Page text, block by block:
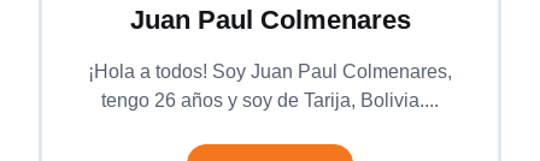
Juan Paul Colmenares
¡Hola a todos! Soy Juan Paul Colmenares,
tengo 26 años y soy de Tarija, Bolivia....